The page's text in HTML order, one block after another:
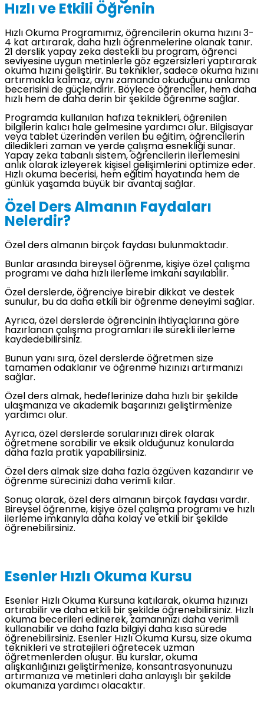
Hızlı ve Etkili Öğrenin
Hızlı Okuma Programımız, öğrencilerin okuma hızını 3-
4 kat artırarak, daha hızlı öğrenmelerine olanak tanır.
21 derslik yapay zeka destekli bu program, öğrenci
seviyesine uygun metinlerle göz egzersizleri yaptırarak
okuma hızını geliştirir. Bu teknikler, sadece okuma hızını
artırmakla kalmaz, aynı zamanda okuduğunu anlama
becerisini de güçlendirir. Böylece öğrenciler, hem daha
hızlı hem de daha derin bir şekilde öğrenme sağlar.
Programda kullanılan hafıza teknikleri, öğrenilen
bilgilerin kalıcı hale gelmesine yardımcı olur. Bilgisayar
veya tablet üzerinden verilen bu eğitim, öğrencilerin
diledikleri zaman ve yerde çalışma esnekliği sunar.
Yapay zeka tabanlı sistem, öğrencilerin ilerlemesini
anlık olarak izleyerek kişisel gelişimlerini optimize eder.
Hızlı okuma becerisi, hem eğitim hayatında hem de
günlük yaşamda büyük bir avantaj sağlar.
Özel Ders Almanın Faydaları
Nelerdir?
Özel ders almanın birçok faydası bulunmaktadır.
Bunlar arasında bireysel öğrenme, kişiye özel çalışma
programı ve daha hızlı ilerleme imkanı sayılabilir.
Özel derslerde, öğrenciye birebir dikkat ve destek
sunulur, bu da daha etkili bir öğrenme deneyimi sağlar.
Ayrıca, özel derslerde öğrencinin ihtiyaçlarına göre
hazırlanan çalışma programları ile sürekli ilerleme
kaydedebilirsiniz.
Bunun yanı sıra, özel derslerde öğretmen size
tamamen odaklanır ve öğrenme hızınızı artırmanızı
sağlar.
Özel ders almak, hedeflerinize daha hızlı bir şekilde
ulaşmanıza ve akademik başarınızı geliştirmenize
yardımcı olur.
Ayrıca, özel derslerde sorularınızı direk olarak
öğretmene sorabilir ve eksik olduğunuz konularda
daha fazla pratik yapabilirsiniz.
Özel ders almak size daha fazla özgüven kazandırır ve
öğrenme sürecinizi daha verimli kılar.
Sonuç olarak, özel ders almanın birçok faydası vardır.
Bireysel öğrenme, kişiye özel çalışma programı ve hızlı
ilerleme imkanıyla daha kolay ve etkili bir şekilde
öğrenebilirsiniz.
Esenler Hızlı Okuma Kursu
Esenler Hızlı Okuma Kursuna katılarak, okuma hızınızı
artırabilir ve daha etkili bir şekilde öğrenebilirsiniz. Hızlı
okuma becerileri edinerek, zamanınızı daha verimli
kullanabilir ve daha fazla bilgiyi daha kısa sürede
öğrenebilirsiniz. Esenler Hızlı Okuma Kursu, size okuma
teknikleri ve stratejileri öğretecek uzman
öğretmenlerden oluşur. Bu kurslar, okuma
alışkanlığınızı geliştirmenize, konsantrasyonunuzu
artırmanıza ve metinleri daha anlayışlı bir şekilde
okumanıza yardımcı olacaktır.